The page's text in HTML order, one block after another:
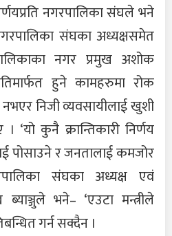
नगरपालिका संघले भने
संघका अध्यक्षसमेत
नगर प्रमुख अशोक
हुने कामहरुमा रोक
निजी व्यवसायीलाई खुशी
‘यो कुनै क्रान्तिकारी निर्णय
पोसाउने र जनतालाई कमजोर
संघका अध्यक्ष एवं
भने– ‘एउटा मन्त्रीले
गर्न सक्दैन ।